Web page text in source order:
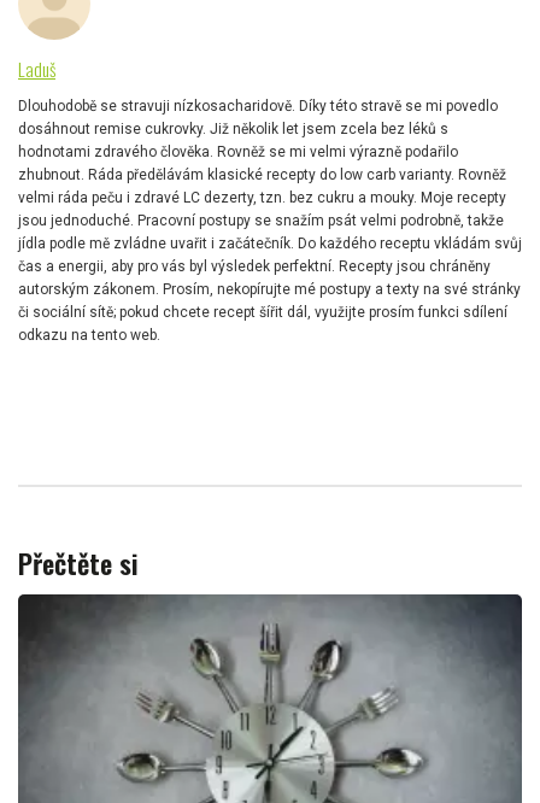
Laduš
Dlouhodobě se stravuji nízkosacharidově. Díky této stravě se mi povedlo
dosáhnout remise cukrovky. Již několik let jsem zcela bez léků s
hodnotami zdravého člověka. Rovněž se mi velmi výrazně podařilo
zhubnout. Ráda předělávám klasické recepty do low carb varianty. Rovněž
velmi ráda peču i zdravé LC dezerty, tzn. bez cukru a mouky. Moje recepty
jsou jednoduché. Pracovní postupy se snažím psát velmi podrobně, takže
jídla podle mě zvládne uvařit i začátečník. Do každého receptu vkládám svůj
čas a energii, aby pro vás byl výsledek perfektní. Recepty jsou chráněny
autorským zákonem. Prosím, nekopírujte mé postupy a texty na své stránky
či sociální sítě; pokud chcete recept šířit dál, využijte prosím funkci sdílení
odkazu na tento web.
Přečtěte si